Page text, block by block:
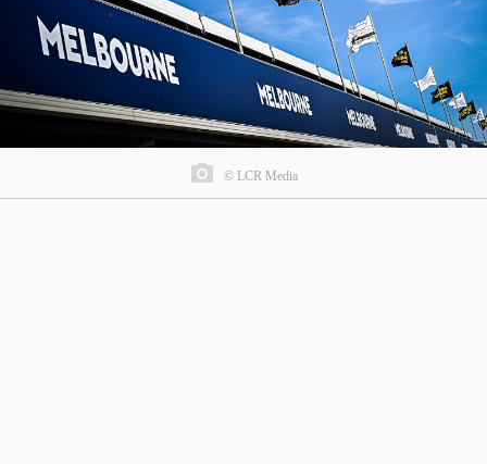
© LCR Media